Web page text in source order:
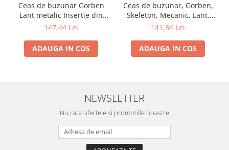
Ceas de buzunar Gorben
Lant metalic Insertie din
lemn Skeleton Vintage
147,44 Lei
ADAUGA IN COS
Ceas de buzunar, Gorben,
Skeleton, Mecanic, Lant,
Vintage, Clasic
141,34 Lei
ADAUGA IN COS
NEWSLETTER
Nu rata ofertele si promotiile noastre